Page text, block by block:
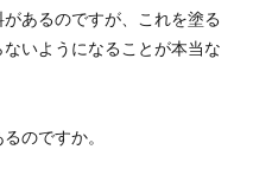
あるのですが、これを塗る
いようになることが本当な
のですか。